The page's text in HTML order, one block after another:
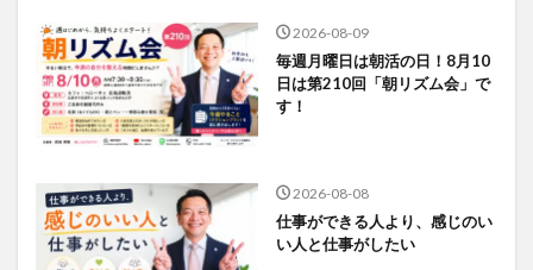
2026-08-09
毎週月曜日は朝活の日！8月10
日は第210回「朝リズム会」で
す！
2026-08-08
仕事ができる人より、感じのい
い人と仕事がしたい